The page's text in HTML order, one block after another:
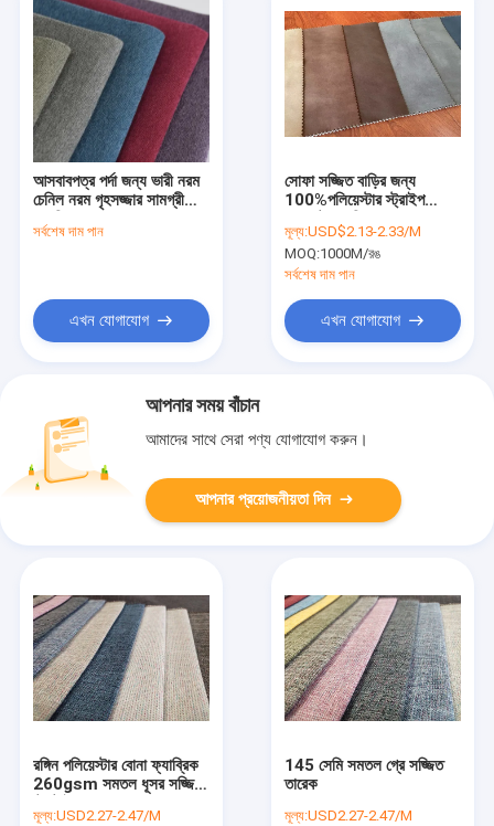
আসবাবপত্র পর্দা জন্য ভারী নরম
চেনিল নরম গৃহসজ্জার সামগ্রী
সর্বশেষ দাম পান
এখন যোগাযোগ
সোফা সজ্জিত বাড়ির জন্য
100%পলিয়েস্টার স্ট্রাইপ
মূল্য:USD$2.13-2.33/M
MOQ:1000M/রঙ
সর্বশেষ দাম পান
এখন যোগাযোগ
আপনার সময় বাঁচান
আমাদের সাথে সেরা পণ্য যোগাযোগ করুন।
আপনার প্রয়োজনীয়তা দিন
রঙ্গিন পলিয়েস্টার বোনা ফ্যাব্রিক
260gsm সমতল ধূসর সজ্জিত
মূল্য:USD2.27-2.47/M
145 সেমি সমতল গ্রে সজ্জিত
তারেক
মূল্য:USD2.27-2.47/M